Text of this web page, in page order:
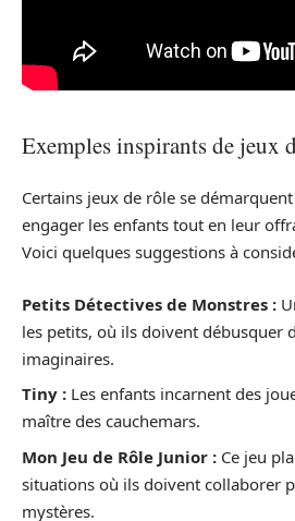
Exemples inspirants de jeux
Certains jeux de rôle se
engager les enfants tout en leur
Voici quelques suggestions à
Petits Détectives de Monstres :
les petits, où ils doivent débusquer
imaginaires.
Tiny : Les enfants incarnent des
maître des cauchemars.
Mon Jeu de Rôle Junior : Ce jeu
situations où ils doivent collaborer
mystères.